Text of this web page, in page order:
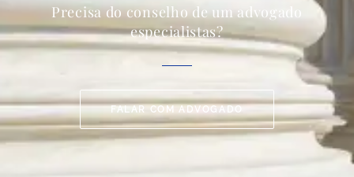
Precisa do conselho de um advogado
especialistas?
FALAR COM ADVOGADO